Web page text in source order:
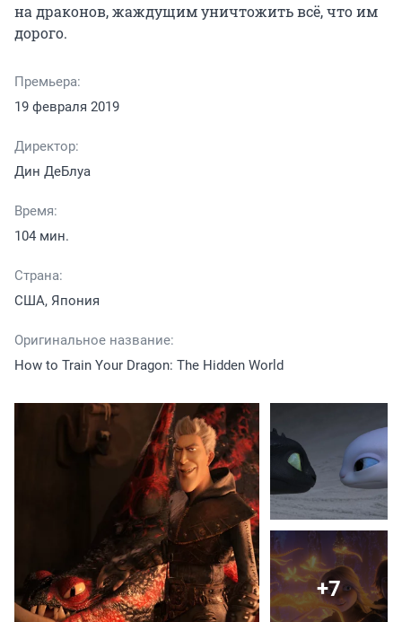
на драконов, жаждущим уничтожить всё, что им
дорого.
Премьера:
19 февраля 2019
Директор:
Дин ДеБлуа
Время:
104 мин.
Страна:
США, Япония
Оригинальное название:
How to Train Your Dragon: The Hidden World
+7